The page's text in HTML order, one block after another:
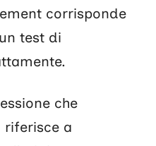
corrisponde
test di
che
riferisce a